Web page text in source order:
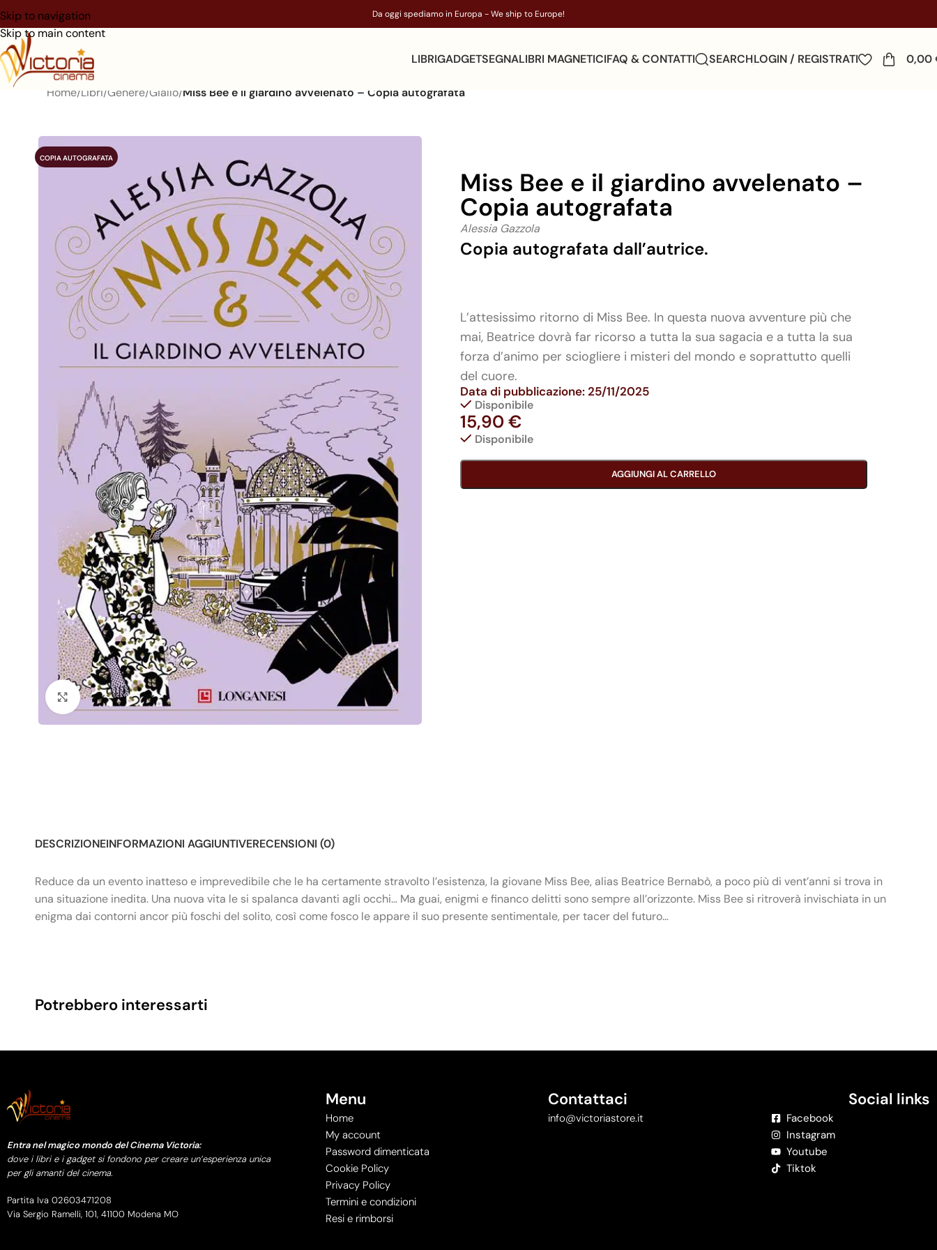
Skip to navigation
Skip to main content
Da oggi spediamo in Europa - We ship to Europe!
LIBRIGADGETSEGNALIBRI MAGNETICIFAQ & CONTATTI SEARCHLOGIN / REGISTRATI 0,00
Home/Libri/Genere/Giallo/Miss Bee e il giardino avvelenato – Copia autografata
COPIA AUTOGRAFATA
Click to enlarge
Miss Bee e il giardino avvelenato –
Copia autografata
Alessia Gazzola
Copia autografata dall’autrice.
L’attesissimo ritorno di Miss Bee. In questa nuova avventure più che
mai, Beatrice dovrà far ricorso a tutta la sua sagacia e a tutta la sua
forza d’animo per sciogliere i misteri del mondo e soprattutto quelli
del cuore.
Data di pubblicazione: 25/11/2025
Disponibile
15,90€
Disponibile
AGGIUNGI AL CARRELLO
DESCRIZIONEINFORMAZIONI AGGIUNTIVERECENSIONI (0)
Reduce da un evento inatteso e imprevedibile che le ha certamente stravolto l’esistenza, la giovane Miss Bee, alias Beatrice Bernabò, a poco più di vent’anni si trova in
una situazione inedita. Una nuova vita le si spalanca davanti agli occhi… Ma guai, enigmi e financo delitti sono sempre all’orizzonte. Miss Bee si ritroverà invischiata in un
enigma dai contorni ancor più foschi del solito, così come fosco le appare il suo presente sentimentale, per tacer del futuro…
Potrebbero interessarti
Entra nel magico mondo del Cinema Victoria:
dove i libri e i gadget si fondono per creare un’esperienza unica
per gli amanti del cinema.
Partita Iva 02603471208
Via Sergio Ramelli, 101, 41100 Modena MO
Menu
Home
My account
Password dimenticata
Cookie Policy
Privacy Policy
Termini e condizioni
Resi e rimborsi
Contattaci
info@victoriastore.it
Social links
Facebook
Instagram
Youtube
Tiktok